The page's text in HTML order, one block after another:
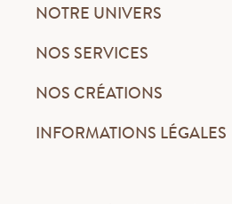
NOTRE UNIVERS
NOS SERVICES
NOS CRÉATIONS
INFORMATIONS LÉGALES